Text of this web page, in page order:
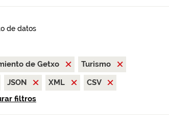
de datos
de Getxo
Turismo
JSON XML
CSV
filtros